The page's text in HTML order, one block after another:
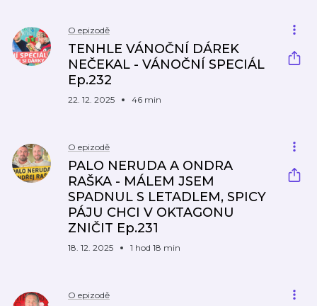
O epizodě
TENHLE VÁNOČNÍ DÁREK
NEČEKAL - VÁNOČNÍ SPECIÁL
Ep.232
22. 12. 2025 46 min
O epizodě
PALO NERUDA A ONDRA
RAŠKA - MÁLEM JSEM
SPADNUL S LETADLEM, SPICY
PÁJU CHCI V OKTAGONU
ZNIČIT Ep.231
18. 12. 2025 1 hod 18 min
O epizodě